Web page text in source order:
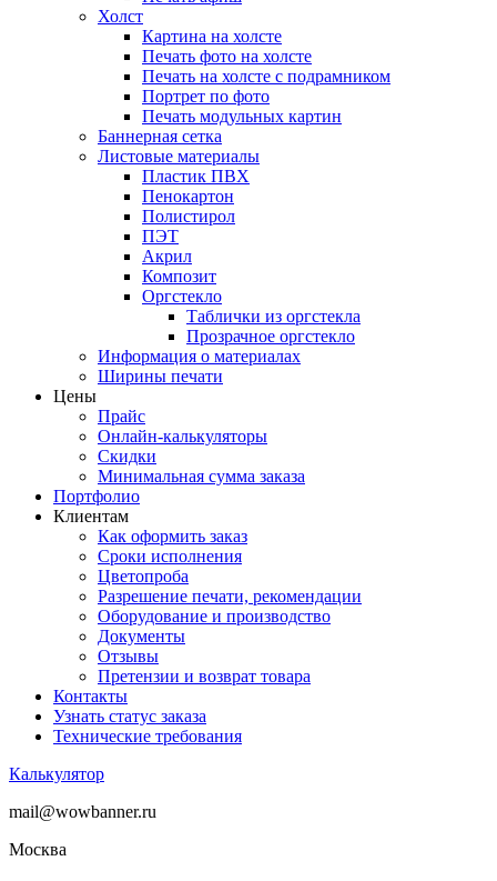
Холст
Картина на холсте
Печать фото на холсте
Печать на холсте с подрамником
Портрет по фото
Печать модульных картин
Баннерная сетка
Листовые материалы
Пластик ПВХ
Пенокартон
Полистирол
ПЭТ
Акрил
Композит
Оргстекло
Таблички из оргстекла
Прозрачное оргстекло
Информация о материалах
Ширины печати
Цены
Прайс
Онлайн-калькуляторы
Скидки
Минимальная сумма заказа
Портфолио
Клиентам
Как оформить заказ
Сроки исполнения
Цветопроба
Разрешение печати, рекомендации
Оборудование и производство
Документы
Отзывы
Претензии и возврат товара
Контакты
Узнать статус заказа
Технические требования
Калькулятор
mail@wowbanner.ru
Москва